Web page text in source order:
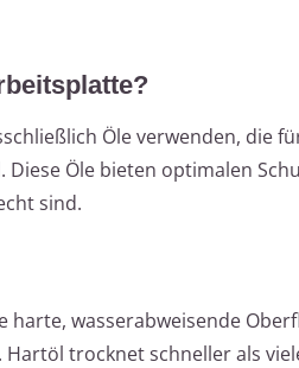
Öle verwenden, die
Öle bieten optimalen
sind.
wasserabweisende
trocknet schneller als